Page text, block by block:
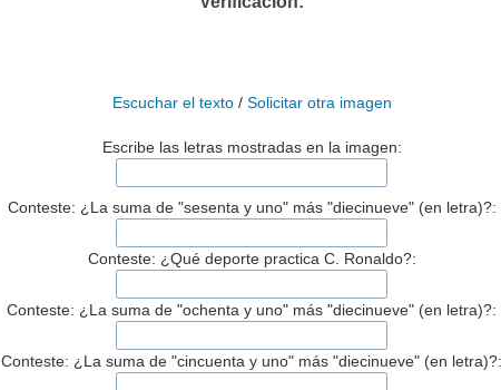
Escuchar el texto/ Solicitar otra imagen
Escribe las letras mostradas en la imagen:
Conteste: ¿La suma de "sesenta y uno" más "diecinueve" (en letra)?:
Conteste: ¿Qué deporte practica C. Ronaldo?:
Conteste: ¿La suma de "ochenta y uno" más "diecinueve" (en letra)?:
Conteste: ¿La suma de "cincuenta y uno" más "diecinueve" (en letra)?: